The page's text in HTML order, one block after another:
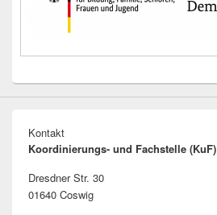
Kontakt
Koordinierungs- und Fachstelle (KuF)
Dresdner Str. 30
01640 Coswig